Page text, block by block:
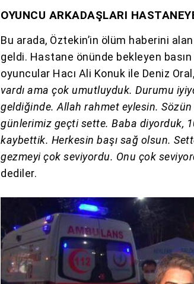
OYUNCU ARKADAŞLARI
Bu arada, Öztekin’in ölüm haberini
geldi. Hastane önünde bekleyen
oyuncular Hacı Ali Konuk ile Deniz Oral,
vardı ama çok umutluyduk. Durumu
geldiğinde. Allah rahmet eylesin.
günlerimiz geçti sette. Baba diyorduk,
kaybettik. Herkesin başı sağ olsun.
gezmeyi çok seviyordu. Onu çok
dediler.